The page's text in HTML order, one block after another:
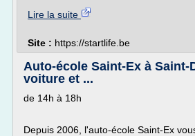
Lire la suite
Site : https://startlife.be
Auto-école Saint-Ex à Saint-
voiture et ...
de 14h à 18h
Depuis 2006, l'auto-école Saint-Ex